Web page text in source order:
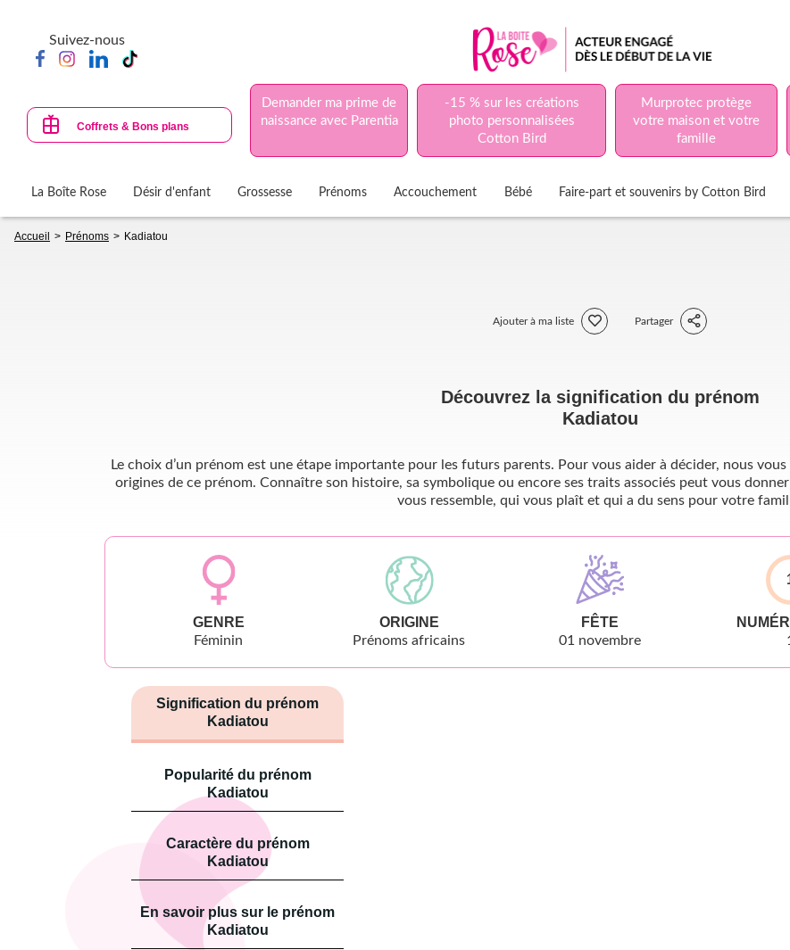
contenu
principal
Suivez-nous
Coffrets & Bons plans
Demander ma prime de
naissance avec Parentia
-15 % sur les créations
photo personnalisées
Cotton Bird
Murprotec protège
votre maison et votre
famille
La Boîte Rose Désir d'enfant Grossesse Prénoms Accouchement Bébé Faire-part et souvenirs by Cotton Bird
d'Ariane
Accueil Prénoms Kadiatou
Ajouter à ma liste Partager
Découvrez la signification du prénom
Kadiatou
Le choix d’un prénom est une étape importante pour les futurs parents. Pour vous aider à décider, nous
origines de ce prénom. Connaître son histoire, sa symbolique ou encore ses traits associés peut vous
vous ressemble, qui vous plaît et qui a du sens pour votre
GENRE
Féminin
ORIGINE
Prénoms africains
FÊTE
01 novembre 1
Signification du prénom
Kadiatou
Popularité du prénom
Kadiatou
Caractère du prénom
Kadiatou
En savoir plus sur le prénom
Kadiatou